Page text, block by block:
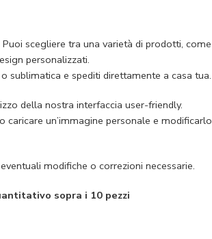
scegliere tra una varietà di prodotti, come
personalizzati.
sublimatica e spediti direttamente a casa tua.
della nostra interfaccia user-friendly.
un’immagine personale e modificarlo
modifiche o correzioni necessarie.
sopra i 10 pezzi